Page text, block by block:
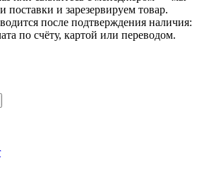
поставки и зарезервируем товар.
после подтверждения наличия:
по счёту, картой или переводом.